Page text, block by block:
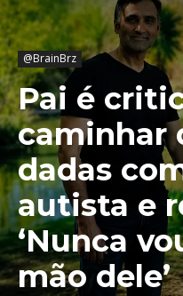
@BrainBrz
Pai é
caminhar
dadas
autista e
‘Nunca
mão dele’